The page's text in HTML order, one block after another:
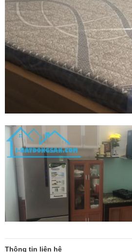
Thông tin liên hệ